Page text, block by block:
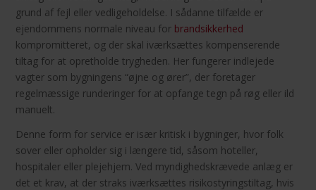
grund af fejl eller vedligeholdelse. I sådanne tilfælde er
ejendommens normale niveau for brandsikkerhed
kompromitteret, og der skal iværksættes kompenserende
tiltag for at opretholde trygheden. Her fungerer indlejede
vagter som bygningens “øjne og ører”, der foretager
regelmæssige runderinger for at opfange tegn på røg eller ild
manuelt.
Denne form for service er især kritisk i bygninger, hvor folk
sover eller opholder sig i længere tid, såsom hoteller,
hospitaler eller plejehjem. Ved myndighedskrævede anlæg er
det et krav, at der straks iværksættes risikostyringstiltag, hvis